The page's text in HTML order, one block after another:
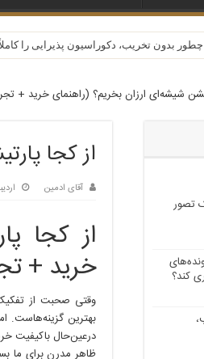
بدون تخریب، دکوراسیون پذیرایی را کاملاً
چگونه می‌تواند حقوق شما را حفظ کند؟
شیشه‌ای ارزان بخریم؟ (راهنمای خرید +
از کجا
آقای ادمین
از کجا
خرید +
وقتی صحبت از
بهترین گزینه‌هاست.
درعین‌حال باکیفیت
تصور
کند؟